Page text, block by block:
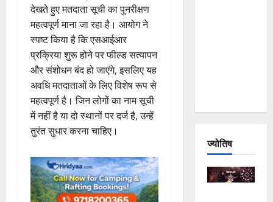
देखते हुए मतदाता सूची का पुनरीक्षण
महत्वपूर्ण माना जा रहा है। आयोग ने
स्पष्ट किया है कि एसआईआर
प्रक्रिया शुरू होने पर फील्ड सत्यापन
और संशोधन बंद हो जाएंगे, इसलिए यह
अवधि मतदाताओं के लिए विशेष रूप से
महत्वपूर्ण है। जिन लोगों का नाम सूची
में नहीं है या दो स्थानों पर दर्ज है, उन्हें
तुरंत सुधार करना चाहिए।
ज्योतिष